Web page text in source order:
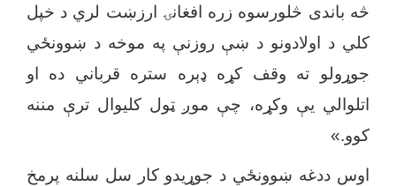
څه باندی څلورسوه زره افغانۍ ارزښت لري د خپل
کلي د اولادونو د ښې روزنې په موخه د ښوونځي
جوړولو ته وقف کړه ډېره ستره قرباني ده او
اتلوالي یې وکړه، چې موږ ټول کلیوال ترې مننه
کوو.»
اوس ددغه ښوونځي د جوړیدو کار سل سلنه پرمخ